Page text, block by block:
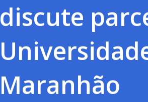
discute
Maranhão